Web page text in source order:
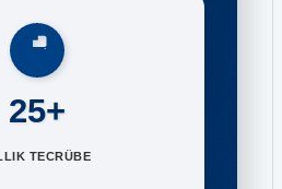
25+
TECRÜBE